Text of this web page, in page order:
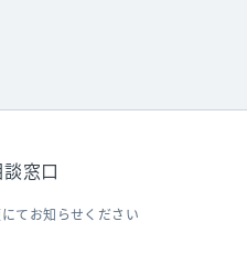
窓口
てお知らせください